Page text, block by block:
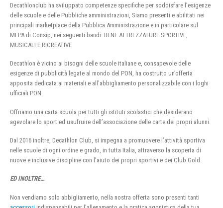
Decathlonclub ha sviluppato competenze specifiche per soddisfare l’esigenze
delle scuole e delle Pubbliche amministrazioni, Siamo presenti e abilitati nei
principali marketplace della Pubblica Amministrazione e in particolare sul
MEPA di Consip, nei seguenti bandi: BENI: ATTREZZATURE SPORTIVE,
MUSICALI E RICREATIVE
Decathlon è vicino ai bisogni delle scuole italiane e, consapevole delle
esigenze di pubblicità legate al mondo del PON, ha costruito un’offerta
apposita dedicata ai materiali e all’abbigliamento personalizzabile con i loghi
ufficiali PON.
Offriamo una carta scuola per tutti gli istituti scolastici che desiderano
agevolare lo sport ed usufruire dell’associazione delle carte dei propri alunni.
Dal 2016 inoltre, Decathlon Club, si impegna a promuovere l’attività sportiva
nelle scuole di ogni ordine e grado, in tutta Italia, attraverso la scoperta di
nuove e inclusive discipline con l’aiuto dei propri sportivi e dei Club Gold.
ED INOLTRE…
Non vendiamo solo abbigliamento, nella nostra offerta sono presenti tanti